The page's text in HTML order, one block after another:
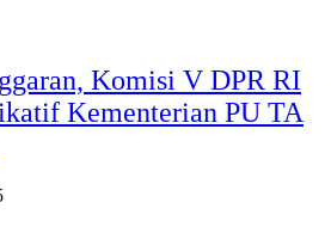
Komisi V DPR RI
Kementerian PU TA